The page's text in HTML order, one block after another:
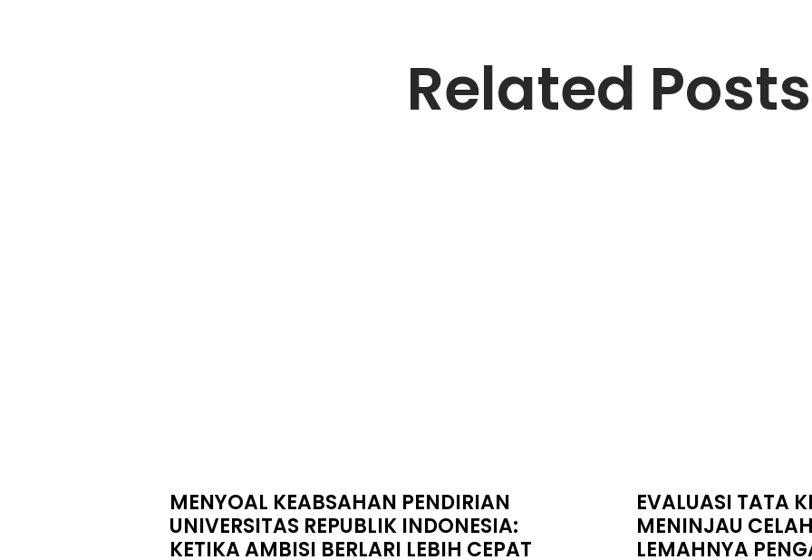
Related Posts
MENYOAL KEABSAHAN PENDIRIAN
UNIVERSITAS REPUBLIK INDONESIA:
KETIKA AMBISI BERLARI LEBIH CEPAT
EVALUASI TATA
MENINJAU
LEMAHNYA